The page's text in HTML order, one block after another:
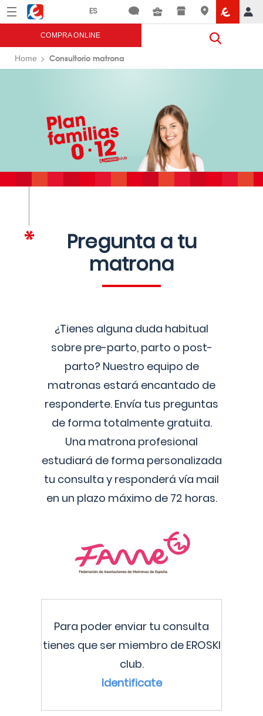
Menú Eroski
COMPRA ONLINE
Home Consultorio matrona
Pregunta a tu
matrona
¿Tienes alguna duda habitual
sobre pre-parto, parto o post-
parto? Nuestro equipo de
matronas estará encantado de
responderte. Envía tus preguntas
de forma totalmente gratuita.
Una matrona profesional
estudiará de forma personalizada
tu consulta y responderá vía mail
en un plazo máximo de 72 horas.
Para poder enviar tu consulta
tienes que ser miembro de EROSKI
club.
Identificate